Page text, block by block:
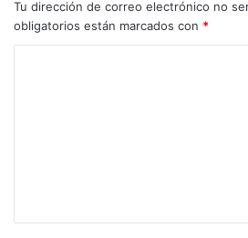
Tu dirección de correo electrónico no
obligatorios están marcados con *